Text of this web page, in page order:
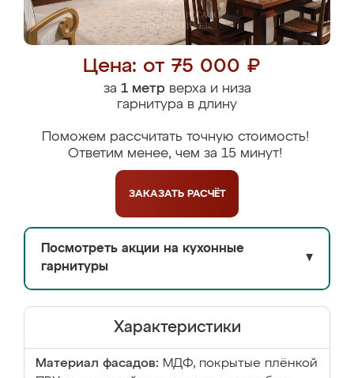
Цена: от 75 000 ₽
за 1 метрверха и низа
гарнитура в длину
Поможем рассчитать точную стоимость!
Ответим менее, чем за 15 минут!
ЗАКАЗАТЬ РАСЧЁТ
Посмотреть акции на кухонные
гарнитуры
▼
Характеристики
Материал фасадов: МДФ, покрытые плёнкой